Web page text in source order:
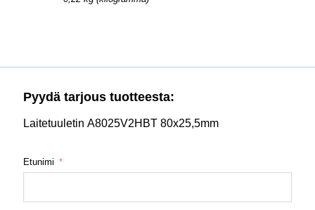
Pyydä tarjous tuotteesta:
Laitetuuletin A8025V2HBT 80x25,5mm
Etunimi